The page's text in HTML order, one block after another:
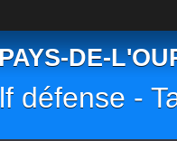
DE-
défense -